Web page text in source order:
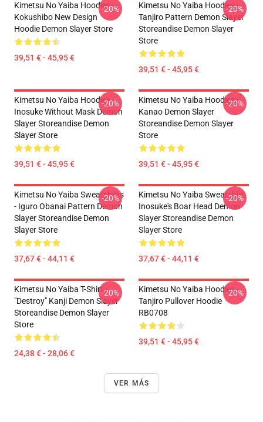
Kimetsu No Yaiba Hoodies -
Kokushibo New Design
Hoodie Demon Slayer Store
39,51 € - 45,95 €
-20%
Kimetsu No Yaiba Hoodies -
Tanjiro Pattern Demon Slayer
Storeandise Demon Slayer
Store
39,51 € - 45,95 €
-20%
Kimetsu No Yaiba Hoodies -
Inosuke Without Mask Demon
Slayer Storeandise Demon
Slayer Store
39,51 € - 45,95 €
-20%
Kimetsu No Yaiba Hoodies -
Kanao Demon Slayer
Storeandise Demon Slayer
Store
39,51 € - 45,95 €
-20%
Kimetsu No Yaiba Sweatshirts
- Iguro Obanai Pattern Demon
Slayer Storeandise Demon
Slayer Store
37,67 € - 44,11 €
-20%
Kimetsu No Yaiba Sweatshirt
Inosuke's Boar Head Demon
Slayer Storeandise Demon
Slayer Store
37,67 € - 44,11 €
-20%
Kimetsu No Yaiba T-Shirt -
"Destroy" Kanji Demon Slayer
Storeandise Demon Slayer
Store
24,38 € - 28,06 €
-20%
Kimetsu No Yaiba Hoodies -
Tanjiro Pullover Hoodie
RB0708
39,51 € - 45,95 €
-20%
VER MÁS